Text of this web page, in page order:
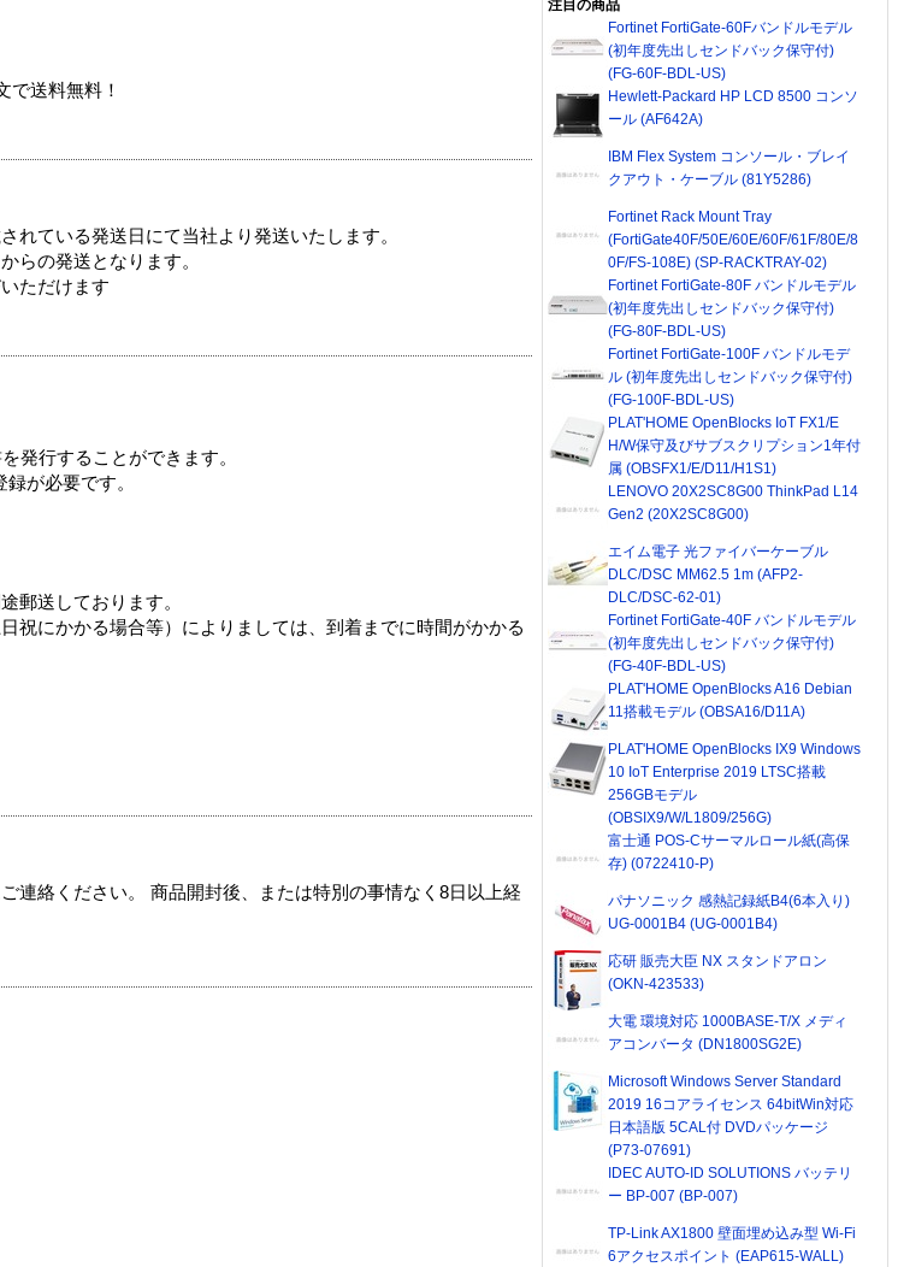
で送料無料！
れている発送日にて当社より発送いたします。
らの発送となります。
ただけます
発行することができます。
が必要です。
郵送しております。
祝にかかる場合等）によりましては、到着までに時間がかかる
連絡ください。 商品開封後、または特別の事情なく8日以上経
注目の商品
Fortinet FortiGate-60Fバンドルモデル
(初年度先出しセンドバック保守付)
(FG-60F-BDL-US)
Hewlett-Packard HP LCD 8500 コンソ
ール (AF642A)
IBM Flex System コンソール・ブレイ
クアウト・ケーブル (81Y5286)
Fortinet Rack Mount Tray
(FortiGate40F/50E/60E/60F/61F/80E/8
0F/FS-108E) (SP-RACKTRAY-02)
Fortinet FortiGate-80F バンドルモデル
(初年度先出しセンドバック保守付)
(FG-80F-BDL-US)
Fortinet FortiGate-100F バンドルモデ
ル (初年度先出しセンドバック保守付)
(FG-100F-BDL-US)
PLAT'HOME OpenBlocks IoT FX1/E
H/W保守及びサブスクリプション1年付
属 (OBSFX1/E/D11/H1S1)
LENOVO 20X2SC8G00 ThinkPad L14
Gen2 (20X2SC8G00)
エイム電子 光ファイバーケーブル
DLC/DSC MM62.5 1m (AFP2-
DLC/DSC-62-01)
Fortinet FortiGate-40F バンドルモデル
(初年度先出しセンドバック保守付)
(FG-40F-BDL-US)
PLAT'HOME OpenBlocks A16 Debian
11搭載モデル (OBSA16/D11A)
PLAT'HOME OpenBlocks IX9 Windows
10 IoT Enterprise 2019 LTSC搭載
256GBモデル
(OBSIX9/W/L1809/256G)
富士通 POS-Cサーマルロール紙(高保
存) (0722410-P)
パナソニック 感熱記録紙B4(6本入り)
UG-0001B4 (UG-0001B4)
応研 販売大臣 NX スタンドアロン
(OKN-423533)
大電 環境対応 1000BASE-T/X メディ
アコンバータ (DN1800SG2E)
Microsoft Windows Server Standard
2019 16コアライセンス 64bitWin対応
日本語版 5CAL付 DVDパッケージ
(P73-07691)
IDEC AUTO-ID SOLUTIONS バッテリ
ー BP-007 (BP-007)
TP-Link AX1800 壁面埋め込み型 Wi-Fi
6アクセスポイント (EAP615-WALL)